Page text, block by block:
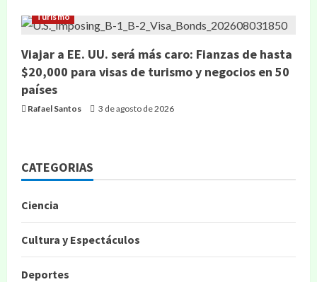
Turismo
Viajar a EE. UU. será más caro: Fianzas de hasta
$20,000 para visas de turismo y negocios en 50
países
Rafael Santos 3 de agosto de 2026
CATEGORIAS
Ciencia
Cultura y Espectáculos
Deportes